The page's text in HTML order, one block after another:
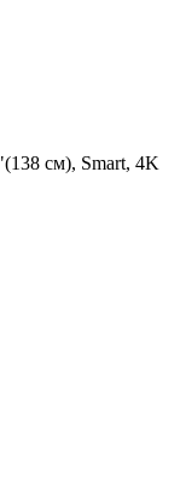
см), Smart, 4K